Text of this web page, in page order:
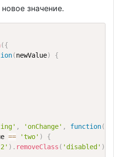
значение.
({
(newValue)
{
, 'onChange' , function(
== 'two' )
{
) . removeClass ( 'disabled' )